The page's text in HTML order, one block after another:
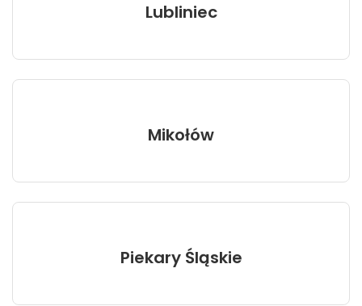
Lubliniec
Mikołów
Piekary Śląskie